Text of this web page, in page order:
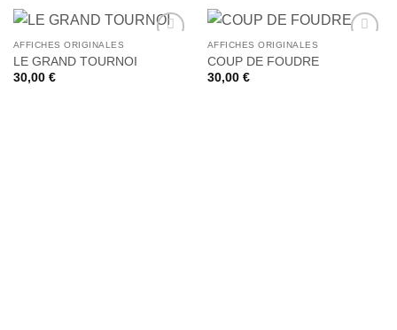
AFFICHES ORIGINALES
LE GRAND TOURNOI
30,00 €
AFFICHES ORIGINALES
COUP DE FOUDRE
30,00 €